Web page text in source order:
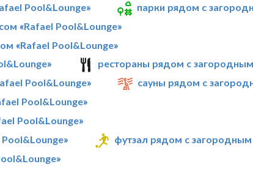
Pool&Lounge»
парки рядом с
«Rafael Pool&Lounge»
«Rafael Pool&Lounge»
рестораны рядом с
Pool&Lounge»
сауны рядом с
Pool&Lounge»
Pool&Lounge»
футзал рядом с